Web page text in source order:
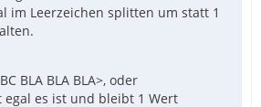
im Leerzeichen splitten um statt 1
BLA BLA BLA>, oder
egal es ist und bleibt 1 Wert